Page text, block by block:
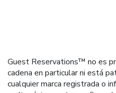
Guest Reservations™ no es
cadena en particular ni está
cualquier marca registrada o